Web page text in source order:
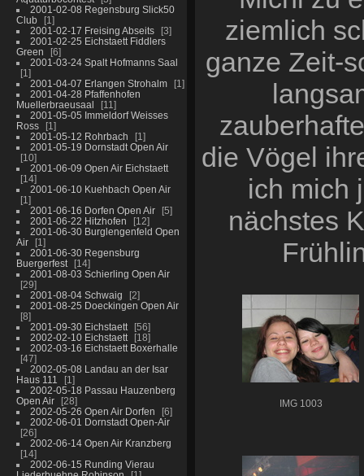
2001-02-08 Regensburg Slick50
Club
1
2001-02-17 Freising Abseits
3
2001-02-25 Eichstaett Fiddlers
Green
6
2001-03-24 Spalt Hofmanns Saal
1
2001-04-07 Erlangen Strohalm
1
2001-04-28 Pfaffenhofen
Muellerbraeusaal
11
2001-05-05 Immeldorf Weisses
Ross
1
2001-05-12 Rohrbach
1
2001-05-19 Dornstadt Open Air
10
2001-06-09 Open Air Eichstaett
14
2001-06-10 Kuehbach Open Air
1
2001-06-16 Dorfen Open Air
5
2001-06-22 Hitzhofen
12
2001-06-30 Burglengenfeld Open
Air
1
2001-06-30 Regensburg
Buergerfest
14
2001-08-03 Schierling Open Air
29
2001-08-04 Schwaig
2
2001-08-25 Doeckingen Open Air
8
2001-09-30 Eichstaett
56
2002-02-10 Eichstaett
18
2002-03-16 Eichstaett Boxerhalle
47
2002-05-08 Landau an der Isar
Haus 111
1
2002-05-18 Passau Hauzenberg
Open Air
28
2002-05-26 Open Air Dorfen
6
2002-06-01 Dornstadt Open-Air
26
2002-06-14 Open Air Kranzberg
14
2002-06-15 Runding Vierau
ziemlich
ganze Zeit-
die Vögel
ich mich
nächstes
IMG 1003